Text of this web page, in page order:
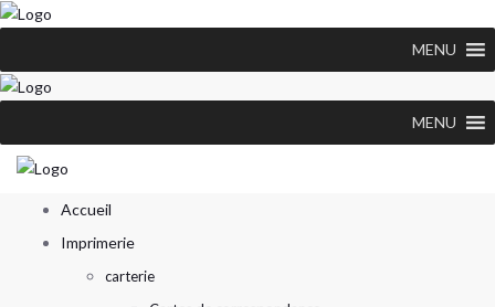
MENU
MENU
Accueil
Imprimerie
carterie